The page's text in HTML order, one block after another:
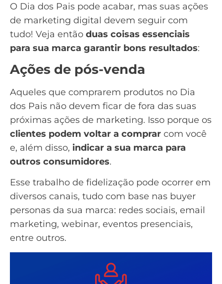
O Dia dos Pais pode acabar, mas suas ações
de marketing digital devem seguir com
tudo! Veja então duas coisas essenciais
para sua marca garantir bons resultados:
Ações de pós-venda
Aqueles que comprarem produtos no Dia
dos Pais não devem ficar de fora das suas
próximas ações de marketing. Isso porque os
clientes podem voltar a comprar com você
e, além disso, indicar a sua marca para
outros consumidores.
Esse trabalho de fidelização pode ocorrer em
diversos canais, tudo com base nas buyer
personas da sua marca: redes sociais, email
marketing, webinar, eventos presenciais,
entre outros.